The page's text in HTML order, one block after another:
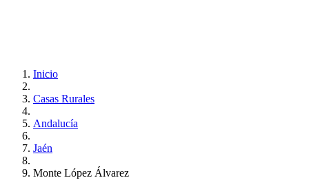
Inicio
Casas Rurales
Andalucía
Jaén
Monte López Álvarez